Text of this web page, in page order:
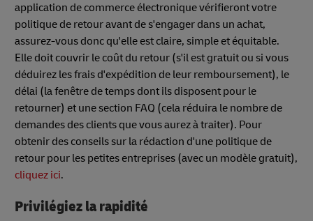
application de commerce électronique vérifieront votre
politique de retour avant de s'engager dans un achat,
assurez-vous donc qu'elle est claire, simple et équitable.
Elle doit couvrir le coût du retour (s'il est gratuit ou si vous
déduirez les frais d'expédition de leur remboursement), le
délai (la fenêtre de temps dont ils disposent pour le
retourner) et une section FAQ (cela réduira le nombre de
demandes des clients que vous aurez à traiter). Pour
obtenir des conseils sur la rédaction d'une politique de
retour pour les petites entreprises (avec un modèle gratuit),
cliquez ici.
Privilégiez la rapidité